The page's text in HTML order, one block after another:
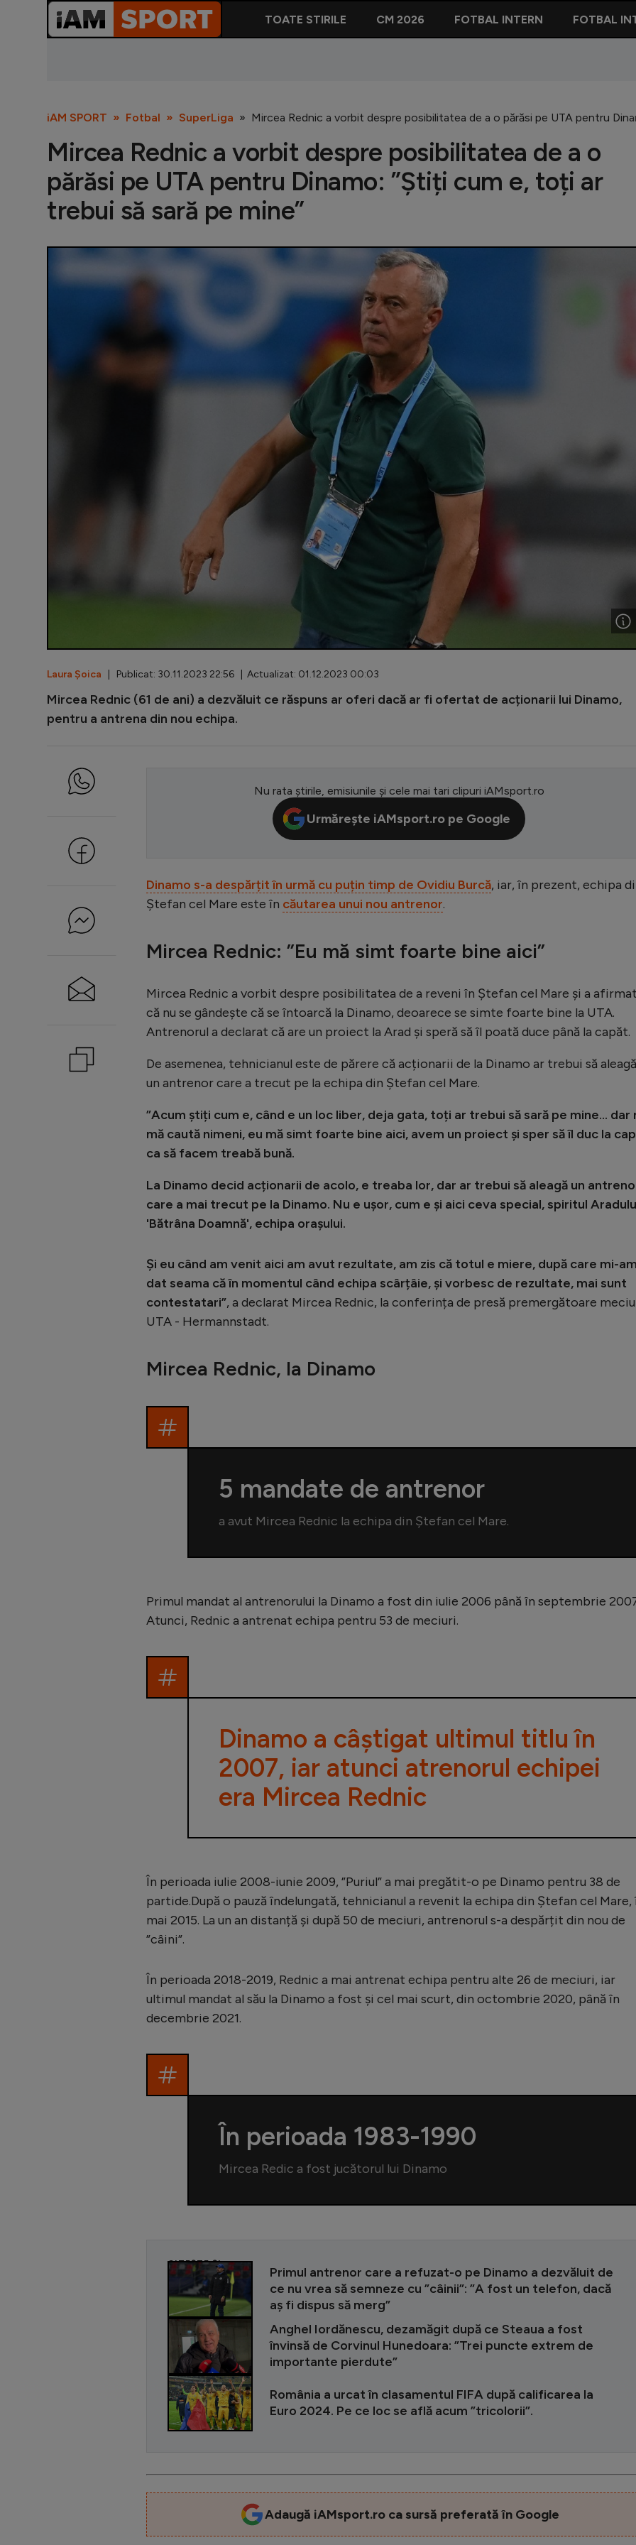
TOATE STIRILE CM 2026 FOTBAL INTERN FOTBAL
iAM SPORT Fotbal SuperLiga Mircea Rednic a vorbit despre posibilitatea de a o părăsi pe UTA pentru
Mircea Rednic a vorbit despre posibilitatea de a o
părăsi pe UTA pentru Dinamo: ”Știți cum e, toți ar
trebui să sară pe mine”
Laura Șoica | Publicat: 30.11.2023 22:56 | Actualizat: 01.12.2023 00:03
Mircea Rednic (61 de ani) a dezvăluit ce răspuns ar oferi dacă ar fi ofertat de acționarii lui Dinamo,
pentru a antrena din nou echipa.
Nu rata știrile, emisiunile și cele mai tari clipuri iAMsport.ro
Urmărește iAMsport.ro pe Google
Dinamo s-a despărțit în urmă cu puțin timp de Ovidiu Burcă, iar, în prezent, echipa
Ștefan cel Mare este în căutarea unui nou antrenor.
Mircea Rednic: ”Eu mă simt foarte bine aici”
Mircea Rednic a vorbit despre posibilitatea de a reveni în Ștefan cel Mare și a
că nu se gândește că se întoarcă la Dinamo, deoarece se simte foarte bine la UTA.
Antrenorul a declarat că are un proiect la Arad și speră să îl poată duce până la capăt.
De asemenea, tehnicianul este de părere că acționarii de la Dinamo ar trebui să aleagă
un antrenor care a trecut pe la echipa din Ștefan cel Mare.
”Acum știți cum e, când e un loc liber, deja gata, toți ar trebui să sară pe mine… dar
mă caută nimeni, eu mă simt foarte bine aici, avem un proiect și sper să îl duc la
ca să facem treabă bună.
La Dinamo decid acționarii de acolo, e treaba lor, dar ar trebui să aleagă un
care a mai trecut pe la Dinamo. Nu e ușor, cum e și aici ceva special, spiritul
'Bătrâna Doamnă', echipa orașului.
Și eu când am venit aici am avut rezultate, am zis că totul e miere, după care mi-
dat seama că în momentul când echipa scârțâie, și vorbesc de rezultate, mai sunt
contestatari”, a declarat Mircea Rednic, la conferința de presă premergătoare
UTA - Hermannstadt.
Mircea Rednic, la Dinamo
5 mandate de antrenor
a avut Mircea Rednic la echipa din Ștefan cel Mare.
Primul mandat al antrenorului la Dinamo a fost din iulie 2006 până în septembrie
Atunci, Rednic a antrenat echipa pentru 53 de meciuri.
Dinamo a câștigat ultimul titlu în
2007, iar atunci atrenorul echipei
era Mircea Rednic
În perioada iulie 2008-iunie 2009, ”Puriul” a mai pregătit-o pe Dinamo pentru 38 de
partide.După o pauză îndelungată, tehnicianul a revenit la echipa din Ștefan cel Mare,
mai 2015. La un an distanță și după 50 de meciuri, antrenorul s-a despărțit din nou de
”câini”.
În perioada 2018-2019, Rednic a mai antrenat echipa pentru alte 26 de meciuri, iar
ultimul mandat al său la Dinamo a fost și cel mai scurt, din octombrie 2020, până în
decembrie 2021.
În perioada 1983-1990
Mircea Redic a fost jucătorul lui Dinamo
CITEȘTE ȘI
Primul antrenor care a refuzat-o pe Dinamo a dezvăluit de
ce nu vrea să semneze cu ”câinii”: ”A fost un telefon, dacă
aș fi dispus să merg”
Anghel Iordănescu, dezamăgit după ce Steaua a fost
învinsă de Corvinul Hunedoara: ”Trei puncte extrem de
importante pierdute”
România a urcat în clasamentul FIFA după calificarea la
Euro 2024. Pe ce loc se află acum ”tricolorii”.
Adaugă iAMsport.ro ca sursă preferată în Google